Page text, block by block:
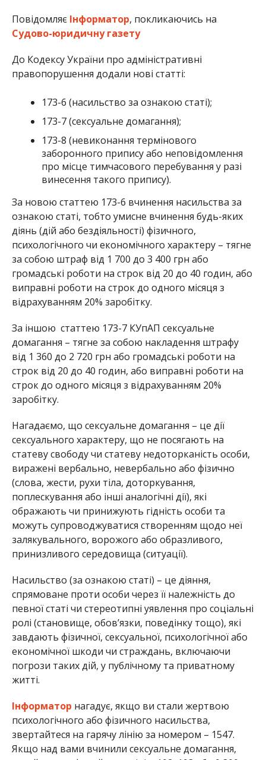
Повідомляє Інформатор, покликаючись на
Судово-юридичну газету
До Кодексу України про адміністративні
правопорушення додали нові статті:
173-6 (насильство за ознакою статі);
173-7 (сексуальне домагання);
173-8 (невиконання термінового
заборонного припису або неповідомлення
про місце тимчасового перебування у разі
винесення такого припису).
За новою статтею 173-6 вчинення насильства за
ознакою статі, тобто умисне вчинення будь-яких
діянь (дій або бездіяльності) фізичного,
психологічного чи економічного характеру – тягне
за собою штраф від 1 700 до 3 400 грн або
громадські роботи на строк від 20 до 40 годин, або
виправні роботи на строк до одного місяця з
відрахуванням 20% заробітку.
За іншою статтею 173-7 КУпАП сексуальне
домагання – тягне за собою накладення штрафу
від 1 360 до 2 720 грн або громадські роботи на
строк від 20 до 40 годин, або виправні роботи на
строк до одного місяця з відрахуванням 20%
заробітку.
Нагадаємо, що сексуальне домагання – це дії
сексуального характеру, що не посягають на
статеву свободу чи статеву недоторканість особи,
виражені вербально, невербально або фізично
(слова, жести, рухи тіла, доторкування,
поплескування або інші аналогічні дії), які
ображають чи принижують гідність особи та
можуть супроводжуватися створенням щодо неї
залякувального, ворожого або образливого,
принизливого середовища (ситуації).
Насильство (за ознакою статі) – це діяння,
спрямоване проти особи через її належність до
певної статі чи стереотипні уявлення про соціальні
ролі (становище, обов’язки, поведінку тощо), які
завдають фізичної, сексуальної, психологічної або
економічної шкоди чи страждань, включаючи
погрози таких дій, у публічному та приватному
житті.
Інформатор нагадує, якщо ви стали жертвою
психологічного або фізичного насильства,
звертайтеся на гарячу лінію за номером – 1547.
Якщо над вами вчинили сексуальне домагання,